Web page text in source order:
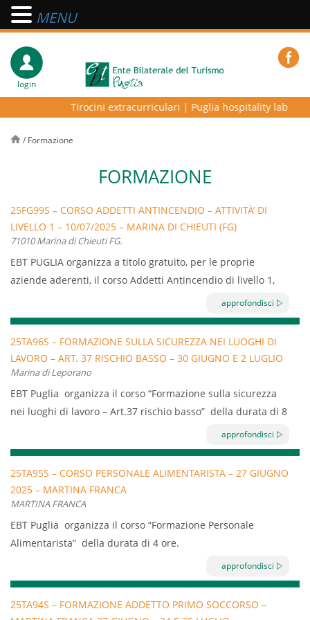
login
Tirocini extracurriculari| Puglia hospitality lab –
/ Formazione
FORMAZIONE
25FG99S – CORSO ADDETTI ANTINCENDIO – ATTIVITÀ’ DI
LIVELLO 1 – 10/07/2025 – MARINA DI CHIEUTI (FG)
71010 Marina di Chieuti FG.
EBT PUGLIA organizza a titolo gratuito, per le proprie
aziende aderenti, il corso Addetti Antincendio di livello 1,
Programma:
Principi sulla combustione, le principali cause di incendio
in relazione allo specifico ambiente di lavoro, sostanze
antincendio, comportamenti per prevenire l’incendio,
attrezzature per l’estinzione, DPI, evacuazione, esercitazioni.
approfondisci
25TA96S – FORMAZIONE SULLA SICUREZZA NEI LUOGHI DI
LAVORO – ART. 37 RISCHIO BASSO – 30 GIUGNO E 2 LUGLIO
MARINA DI LEPORANO (TA)
Marina di Leporano
EBT Puglia organizza il corso “Formazione sulla sicurezza
nei luoghi di lavoro – Art.37 rischio basso” della durata di 8
Il corso è diretto a tutte le aziende turistiche iscritte a EBT.
Contenuti del corso:
Concetti di rischio, danno, prevenzione, protezione
Organizzazione della prevenzione aziendale
Diritti, doveri e sanzioni per i vari soggetti aziendali
Organi di vigilanza, controllo e assistenza
Rischi sugli infortuni
Macchine e attrezzature
approfondisci
25TA95S – CORSO PERSONALE ALIMENTARISTA – 27 GIUGNO
2025 – MARTINA FRANCA
MARTINA FRANCA
EBT Puglia organizza il corso “Formazione Personale
Alimentarista” della durata di 4 ore.
Il corso è diretto a tutte le aziende turistiche iscritte a EBT.
Sono tenuti a partecipare ai corsi tutti coloro che si
occupano di produzione, preparazione, manipolazione,
approfondisci
25TA94S – FORMAZIONE ADDETTO PRIMO SOCCORSO –
MENU